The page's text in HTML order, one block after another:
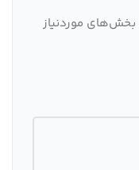
بخش‌های موردنیاز